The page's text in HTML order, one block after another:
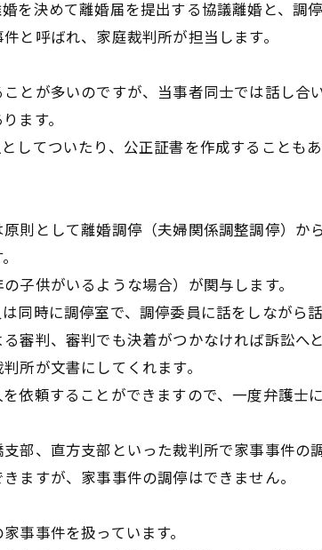
を決めて離婚届を提出する協議離婚と、調
と呼ばれ、家庭裁判所が担当します。
とが多いのですが、当事者同士では話し合
ます。
してついたり、公正証書を作成することもあ
則として離婚調停（夫婦関係調整調停）か
子供がいるような場合）が関与します。
同時に調停室で、調停委員に話をしながら
審判、審判でも決着がつかなければ訴訟へ
所が文書にしてくれます。
依頼することができますので、一度弁護士
部、直方支部といった裁判所で家事事件の
ますが、家事事件の調停はできません。
事事件を扱っています。